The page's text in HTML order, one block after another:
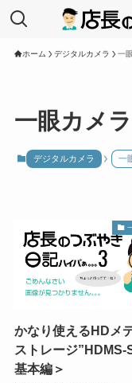
ホーム デジタルカメラ 一
一眼カメラ
デジタルカメラ 一
かなり使えるHDメ
ストレージ”HDMS-
基本編＞